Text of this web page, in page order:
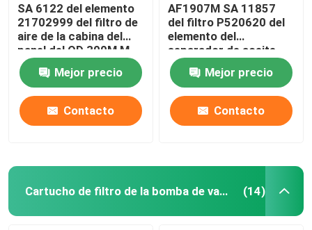
SA 6122 del elemento
21702999 del filtro de
aire de la cabina del
panel del OD 300M M
Mejor precio
Contacto
AF1907M SA 11857
del filtro P520620 del
elemento del
separador de aceite
del aire de 10 micrones
para el equipo de
perforación
Mejor precio
Contacto
Cartucho de filtro de la bomba de vacío (14)